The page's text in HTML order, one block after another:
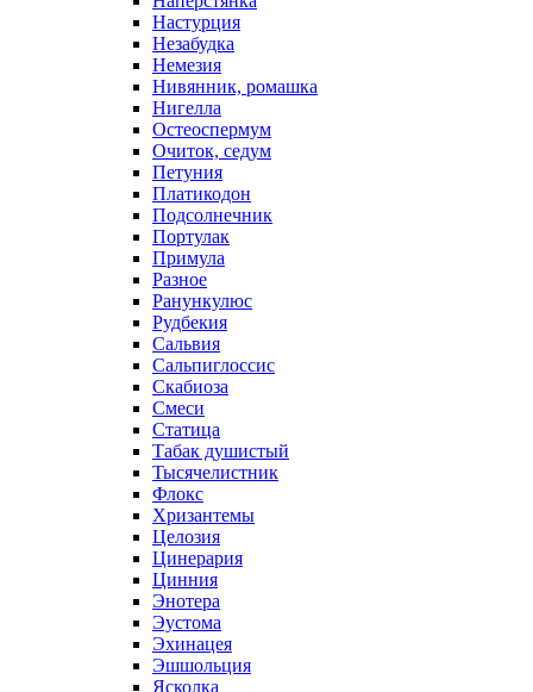
Настурция
Незабудка
Немезия
Нивянник, ромашка
Нигелла
Остеоспермум
Очиток, седум
Петуния
Платикодон
Подсолнечник
Портулак
Примула
Разное
Ранункулюс
Рудбекия
Сальвия
Сальпиглоссис
Скабиоза
Смеси
Статица
Табак душистый
Тысячелистник
Флокс
Хризантемы
Целозия
Цинерария
Цинния
Энотера
Эустома
Эхинацея
Эшшольция
Ясколка